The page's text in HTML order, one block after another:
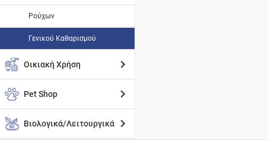
Ρούχων
Γενικού Καθαρισμού
Οικιακή Χρήση
Pet Shop
Βιολογικά/Λειτουργικά